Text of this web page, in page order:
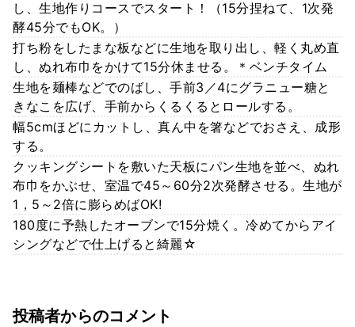
し、生地作りコースでスタート！（15分捏ねて、1次発
酵45分でもOK。）
打ち粉をしたまな板などに生地を取り出し、軽く丸め直
し、ぬれ布巾をかけて15分休ませる。＊ベンチタイム
生地を麺棒などでのばし、手前3／4にグラニュー糖と
きなこを広げ、手前からくるくるとロールする。
幅5cmほどにカットし、真ん中を箸などでおさえ、成形
する。
クッキングシートを敷いた天板にパン生地を並べ、ぬれ
布巾をかぶせ、室温で45～60分2次発酵させる。生地が
1，5～2倍に膨らめばOK!
180度に予熱したオーブンで15分焼く。冷めてからアイ
シングなどで仕上げると綺麗☆
投稿者からのコメント